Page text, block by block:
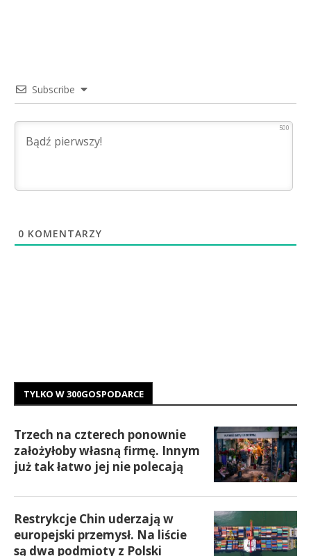
Subscribe
500
0 KOMENTARZY
TYLKO W 300GOSPODARCE
Trzech na czterech ponownie
założyłoby własną firmę. Innym
już tak łatwo jej nie polecają
Restrykcje Chin uderzają w
europejski przemysł. Na liście
są dwa podmioty z Polski